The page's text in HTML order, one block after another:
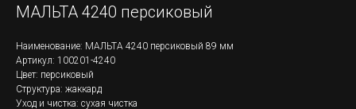
МАЛЬТА 4240 персиковый
Наименование: МАЛЬТА 4240 персиковый 89 мм
Артикул: 100201-4240
Цвет: персиковый
Структура: жаккард
Уход и чистка: сухая чистка